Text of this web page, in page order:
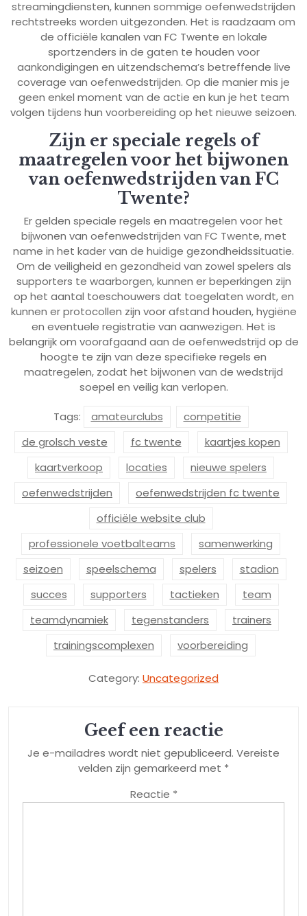
streamingdiensten, kunnen sommige oefenwedstrijden
rechtstreeks worden uitgezonden. Het is raadzaam om
de officiële kanalen van FC Twente en lokale
sportzenders in de gaten te houden voor
aankondigingen en uitzendschema’s betreffende live
coverage van oefenwedstrijden. Op die manier mis je
geen enkel moment van de actie en kun je het team
volgen tijdens hun voorbereiding op het nieuwe seizoen.
Zijn er speciale regels of
maatregelen voor het bijwonen
van oefenwedstrijden van FC
Twente?
Er gelden speciale regels en maatregelen voor het
bijwonen van oefenwedstrijden van FC Twente, met
name in het kader van de huidige gezondheidssituatie.
Om de veiligheid en gezondheid van zowel spelers als
supporters te waarborgen, kunnen er beperkingen zijn
op het aantal toeschouwers dat toegelaten wordt, en
kunnen er protocollen zijn voor afstand houden, hygiëne
en eventuele registratie van aanwezigen. Het is
belangrijk om voorafgaand aan de oefenwedstrijd op de
hoogte te zijn van deze specifieke regels en
maatregelen, zodat het bijwonen van de wedstrijd
soepel en veilig kan verlopen.
Tags: amateurclubs
competitie
de grolsch veste
fc twente
kaartjes kopen
kaartverkoop
locaties
nieuwe spelers
oefenwedstrijden
oefenwedstrijden fc twente
officiële website club
professionele voetbalteams
samenwerking
seizoen
speelschema spelers
stadion
succes
supporters tactieken
team
teamdynamiek
tegenstanders
trainers
trainingscomplexen
voorbereiding
Category: Uncategorized
Geef een reactie
Je e-mailadres wordt niet gepubliceerd. Vereiste
velden zijn gemarkeerd met *
Reactie *